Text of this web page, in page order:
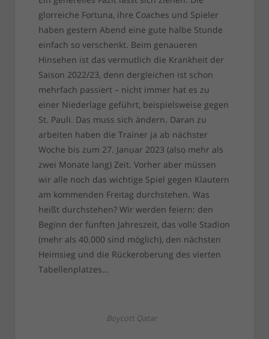
glorreiche Fortuna, ihre Coaches und Spieler
haben gestern Abend eine gute halbe Stunde
einfach so verschenkt. Beim genaueren
Hinsehen ist das vermutlich die Krankheit der
Saison 2022/23, denn dergleichen ist schon
mehrfach passiert – nicht immer hat es zu
einer Niederlage geführt, beispielsweise gegen
St. Pauli. Das muss sich ändern. Daran zu
arbeiten haben die Trainer ja ab nächster
Woche bis zum 27. Januar 2023 (also mehr als
zwei Monate lang) Zeit. Vorher aber müssen
wir alle noch das wichtige Spiel gegen Klautern
am kommenden Freitag durchstehen. Was
heißt durchstehen? Wir werden feiern: den
Beginn der fünften Jahreszeit, das volle Stadion
(mehr als 40.000 sind möglich), den nächsten
Heimsieg und die Rückeroberung des vierten
Tabellenplatzes…
Boycott Qatar